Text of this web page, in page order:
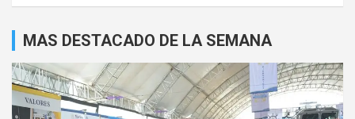
MAS DESTACADO DE LA SEMANA